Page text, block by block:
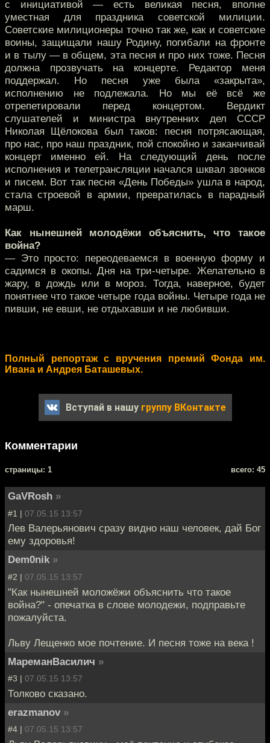
с инициативой — есть великая песня, вполне
уместная для праздника советской милиции.
Советские милиционеры точно так же, как и советские
воины, защищали нашу Родину, погибали на фронте
и в тылу — в общем, эта песня и про них тоже. Песня
должна прозвучать на концерте. Редактор меня
поддержал. Но песня уже была «закрыта»,
исполнению не подлежала. Но мы её всё же
отрепетировали перед концертом. Вердикт
слушателей и министра внутренних дел СССР
Николая Щёлокова был таков: песня потрясающая,
про нас, про наш праздник, пой спокойно и заканчивай
концерт именно ей. На следующий день после
исполнения и телетрансляции начался шквал звонков
и писем. Вот так песня «День Победы» ушла в народ,
стала строевой в армии, превратилась в парадный
марш.
Как нынешней молодёжи объяснить, что такое
война?
— Это просто: переодеваемся в военную форму и
садимся в окопы. Дня на три-четыре. Желательно в
жару, в дождь или в мороз. Тогда, наверное, будет
понятнее что такое четыре года войны. Четыре года не
пивши, не евши, не отдыхавши и не любивши.
Полный репортаж с вручения премий Фонда им.
Ивана и Андрея Баташевых.
Вступай в нашу группу ВКонтакте
Комментарии
cтраницы: 1 всего: 45
GaVRosh »
#1 | 07.05.15 13:57
Лев Валерьянович сразу видно наш человек, дай Бог
ему здоровья!
Dem0nik »
#2 | 07.05.15 13:57
"Как нынешней моложёжи объяснить что такое
война?" - опечатка в слове молодежи, подправьте
пожалуйста.
Льву Лещенко мое почтение. И песня тоже на века !
МареманВасилич »
#3 | 07.05.15 13:57
Толково сказано.
erazmanov »
#4 | 07.05.15 13:57